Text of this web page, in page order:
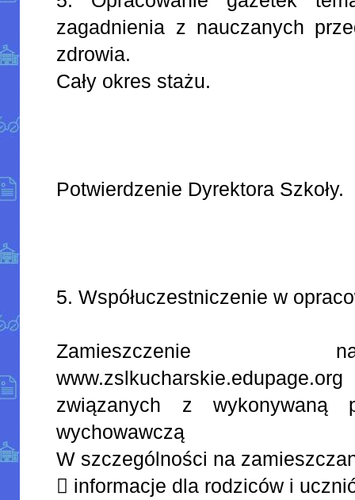
zagadnienia z nauczanych
zdrowia.
Cały okres stażu.
Potwierdzenie Dyrektora Szkoły.
5. Współuczestniczenie w
związanych z wykonywaną
wychowawczą
W szczególności na
 informacje dla rodziców i